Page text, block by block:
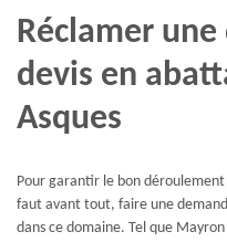
Réclamer
devis en
Asques
Pour garantir le bon déroulement
faut avant tout, faire une
dans ce domaine. Tel que